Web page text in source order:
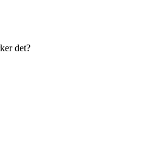
det?